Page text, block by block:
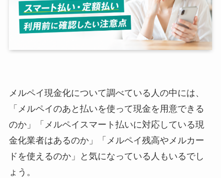
メルペイ現金化について調べている人の中には、
「メルペイのあと払いを使って現金を用意できる
のか」「メルペイスマート払いに対応している現
金化業者はあるのか」「メルペイ残高やメルカー
ドを使えるのか」と気になっている人もいるでし
ょう。